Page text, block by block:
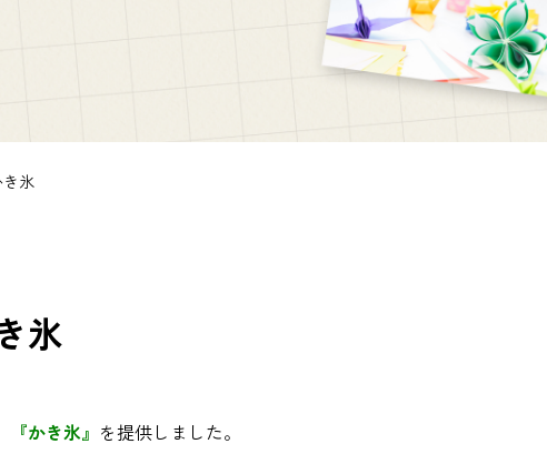
氷
氷
『かき氷』 を提供しました。